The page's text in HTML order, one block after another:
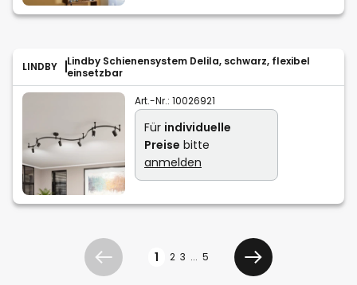
LINDBY
Lindby Schienensystem Delila, schwarz, flexibel
einsetzbar
Art.-Nr.: 10026921
Für individuelle
Preise bitte
anmelden
Zurück 1 2 3 ... 5
Weiter